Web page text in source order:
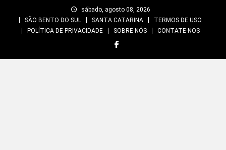
sábado, agosto 08, 2026
SÃO BENTO DO SUL
SANTA CATARINA
TERMOS DE USO
POLÍTICA DE PRIVACIDADE
SOBRE NÓS CONTATE-NOS